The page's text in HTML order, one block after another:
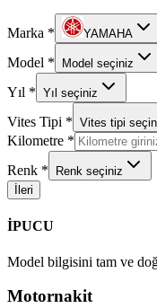
Marka * YAMAHA
Model * Model seçiniz
Yıl * Yıl seçiniz
Vites Tipi * Vites tipi
Kilometre *
Renk *
Renk seçiniz
İleri
İPUCU
Model bilgisini tam ve
Motornakit